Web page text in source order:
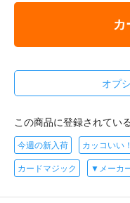
カ
オプ
この商品に登録されてい
今週の新入荷 カッコいい
カードマジック ▼メーカ